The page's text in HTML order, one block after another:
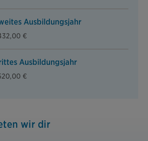
Ausbildungsjahr
€
Ausbildungsjahr
€
wir dir